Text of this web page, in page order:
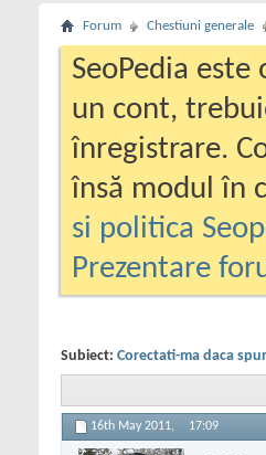
Forum Chestiuni generale
SeoPedia
un cont,
înregistrare.
însă modul în
si politica
Prezentare
Subiect: Corectati-ma daca
16th May 2011, 17:09